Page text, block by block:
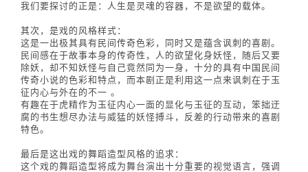
我们要探讨的正是：人生是灵魂的容器，不是欲望的载体。
其次，是戏的风格样式：
这是一出极其具有民间传奇色彩，同时又是蕴含讽刺的喜剧。
民间感在于故事本身的传奇性，人的欲望化身妖怪，随后又要
除妖，却不知妖怪与自己竟然同为一身，十分的具有中国民间
传奇小说的色彩和特点，而本剧正是利用这一点来讽刺在于玉
征内心与外在的不一 。
有趣在于虎精作为玉征内心一面的显化与玉征的互动，笨拙迂
腐的书生想尽办法与威猛的妖怪搏斗，反差的行动带来的喜剧
特色。
最后是这出戏的舞蹈造型风格的追求：
这个戏的舞蹈造型将成为舞台演出十分重要的视觉语言，强调